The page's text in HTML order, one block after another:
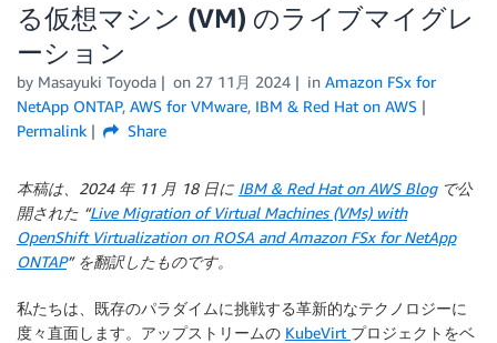
る仮想マシン (VM) のライブマイグレ
ーション
by Masayuki Toyoda on 27 11月 2024 in Amazon FSx for
NetApp ONTAP, AWS for VMware, IBM & Red Hat on AWS
Permalink
Share
本稿は、2024 年 11 月 18 日に IBM & Red Hat on AWS Blogで公
開された “Live Migration of Virtual Machines (VMs) with
OpenShift Virtualization on ROSA and Amazon FSx for NetApp
ONTAP” を翻訳したものです。
私たちは、既存のパラダイムに挑戦する革新的なテクノロジーに
度々直面します。アップストリームの KubeVirt プロジェクトをベ